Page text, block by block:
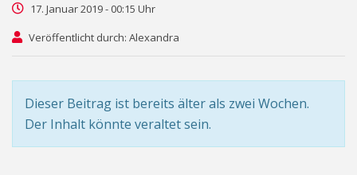
17. Januar 2019 - 00:15 Uhr
Veröffentlicht durch: Alexandra
Dieser Beitrag ist bereits älter als zwei Wochen.
Der Inhalt könnte veraltet sein.